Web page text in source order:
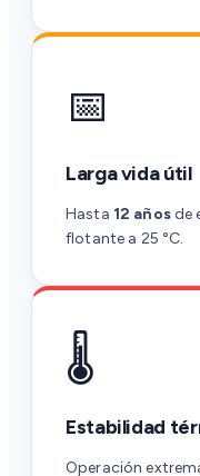
📅
Larga vida útil
Hasta 12 añosde
flotante a 25 °C.
🌡️
Estabilidad
Operación